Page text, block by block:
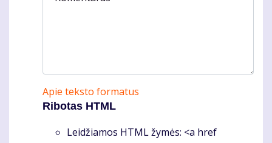
Apie teksto formatus
Ribotas HTML
Leidžiamos HTML žymės: <a href